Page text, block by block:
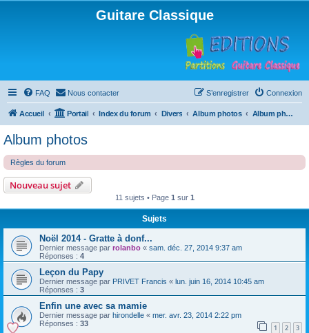
Guitare Classique
FAQ Nous contacter Connexion
S’enregistrer
Accueil Portail Index du forum Divers Album photos Album photos
Album photos
Règles du forum
Nouveau sujet
11 sujets • Page 1 sur 1
Sujets
Noël 2014 - Gratte à donf...
Dernier message par rolanbo « sam. déc. 27, 2014 9:37 am
Réponses : 4
Leçon du Papy
Dernier message par PRIVET Francis « lun. juin 16, 2014 10:45 am
Réponses : 3
Enfin une avec sa mamie
Dernier message par hirondelle « mer. avr. 23, 2014 2:22 pm
Réponses : 33 1 2 3